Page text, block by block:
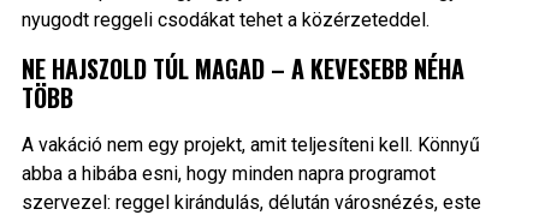
nyugodt reggeli csodákat tehet a közérzeteddel.
NE HAJSZOLD TÚL MAGAD – A KEVESEBB NÉHA
TÖBB
A vakáció nem egy projekt, amit teljesíteni kell. Könnyű
abba a hibába esni, hogy minden napra programot
szervezel: reggel kirándulás, délután városnézés, este